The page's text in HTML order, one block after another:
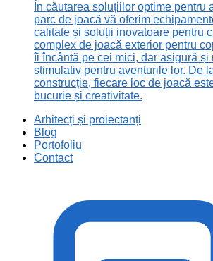
În căutarea soluțiilor optime pentru
parc de joacă vă oferim
calitate și soluții inovatoare pentru
complex de joacă exterior pentru
îi încântă pe cei mici, dar asigură și
stimulativ pentru aventurile lor. De
construcție, fiecare loc de joacă
bucurie și creativitate.
Arhitecți și proiectanți
Blog
Portofoliu
Contact